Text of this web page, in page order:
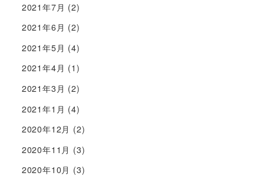
2021年7月 (2)
2021年6月 (2)
2021年5月 (4)
2021年4月 (1)
2021年3月 (2)
2021年1月 (4)
2020年12月 (2)
2020年11月 (3)
2020年10月 (3)